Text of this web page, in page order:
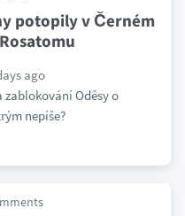
potopily v Černém
ago
zablokování Oděsy o
nepíše?